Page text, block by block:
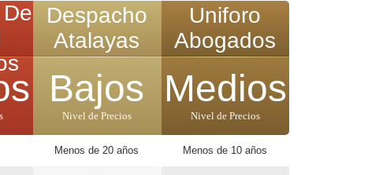
Despacho
Atalayas
Bajos
Nivel de Precios
Menos de 20 años
Uniforo
Abogados
Medios
Nivel de Precios
Menos de 10 años